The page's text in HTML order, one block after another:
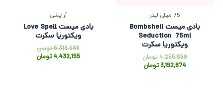
75 میلی لیتر
بادی میست Bombshell
Seduction 75ml
ویکتوریا سکرت
4,256,899تومان
3,192,674 تومان
آرایشی
بادی میست Love Spell
ویکتوریا سکرت
5,318,588تومان
4,432,155تومان